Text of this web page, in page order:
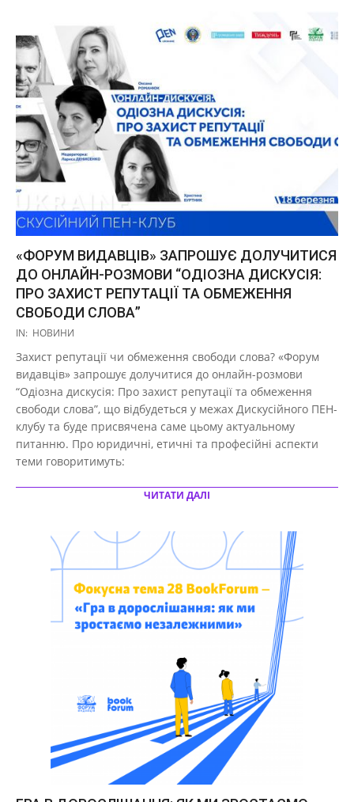
«ФОРУМ ВИДАВЦІВ» ЗАПРОШУЄ ДОЛУЧИТИСЯ
ДО ОНЛАЙН-РОЗМОВИ “ОДІОЗНА ДИСКУСІЯ:
ПРО ЗАХИСТ РЕПУТАЦІЇ ТА ОБМЕЖЕННЯ
СВОБОДИ СЛОВА”
2021-
17
IN: НОВИНИ
Захист репутації чи обмеження свободи слова? «Форум
видавців» запрошує долучитися до онлайн-розмови
“Одіозна дискусія: Про захист репутації та обмеження
свободи слова”, що відбудеться у межах Дискусійного ПЕН-
клубу та буде присвячена саме цьому актуальному
питанню. Про юридичні, етичні та професійні аспекти
теми говоритимуть:
ЧИТАТИ ДАЛІ